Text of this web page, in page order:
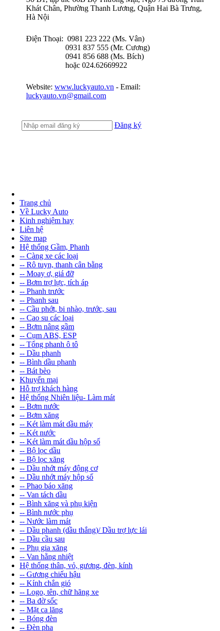
Khát Chân, Phường Thanh Lương, Quận Hai Bà Trưng,
Hà Nội
Điện Thoại: 0981 223 222 (Ms. Vân)
0931 837 555 (Mr. Cương)
0941 856 688 (Ms. Bích)
hoặc 024.62669922
Website: www.luckyauto.vn - Email:
luckyauto.vn@gmail.com
Đăng ký
Trang chủ
Về Lucky Auto
Kinh nghiệm hay
Liên hệ
Site map
Hệ thống Gầm, Phanh
-- Càng xe các loại
-- Rô tuyn, thanh cân bằng
-- Moay ơ, giá đỡ
-- Bơm trợ lực, tích áp
-- Phanh trước
-- Phanh sau
-- Cầu phớt, bi nhào, trước, sau
-- Cao su các loại
-- Bơm nâng gầm
-- Cụm ABS, ESP
-- Tổng phanh ô tô
-- Dầu phanh
-- Bình dầu phanh
-- Bát bèo
Khuyến mại
Hỗ trợ khách hàng
Hệ thống Nhiên liệu- Làm mát
-- Bơm nước
-- Bơm xăng
-- Két làm mát dầu máy
-- Két nước
-- Két làm mát dầu hộp số
-- Bộ lọc dầu
-- Bộ lọc xăng
-- Dầu nhớt máy động cơ
-- Dầu nhớt máy hộp số
-- Phao báo xăng
-- Van tách dầu
-- Bình xăng và phụ kiện
-- Bình nước phụ
-- Nước làm mát
-- Dầu phanh (dầu thắng)/ Dầu trợ lực lái
-- Dầu cầu sau
-- Phụ gia xăng
-- Van hằng nhiệt
Hệ thống thân, vỏ, gương, đèn, kính
-- Gương chiếu hậu
-- Kính chắn gió
-- Logo, tên, chữ hãng xe
-- Ba đờ sốc
-- Mặt ca lăng
-- Bóng đèn
-- Đèn pha